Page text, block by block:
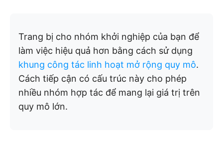
Trang bị cho nhóm khởi nghiệp của bạn để
làm việc hiệu quả hơn bằng cách sử dụng
khung công tác linh hoạt mở rộng quy mô.
Cách tiếp cận có cấu trúc này cho phép
nhiều nhóm hợp tác để mang lại giá trị trên
quy mô lớn.